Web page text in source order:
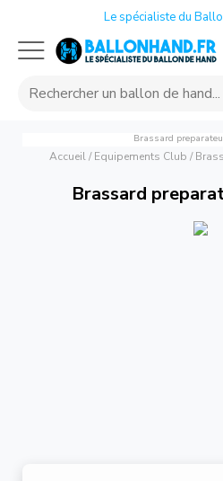
Le spécialiste du
Brassard
Accueil/ Equipements Club /
Brassard